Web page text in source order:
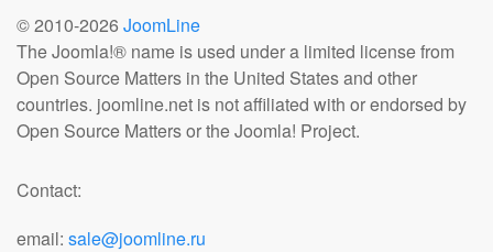
© 2010-2026 JoomLine
The Joomla!® name is used under a limited license from
Open Source Matters in the United States and other
countries. joomline.net is not affiliated with or endorsed by
Open Source Matters or the Joomla! Project.
Contact:
email: sale@joomline.ru